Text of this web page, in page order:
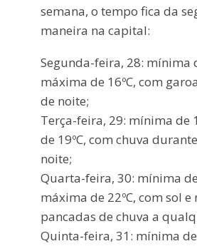
semana, o tempo fica da
maneira na capital:
Segunda-feira, 28: mínima
máxima de 16ºC, com
de noite;
Terça-feira, 29: mínima de
de 19ºC, com chuva
noite;
Quarta-feira, 30: mínima de
máxima de 22ºC, com sol e
pancadas de chuva a
Quinta-feira, 31: mínima de